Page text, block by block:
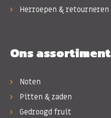
Herroepen & retourneren
Ons assortiment
Noten
Pitten & zaden
Gedroogd fruit